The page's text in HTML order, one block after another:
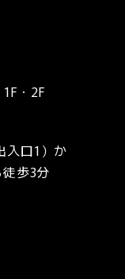
・2F
入口1）か
歩3分